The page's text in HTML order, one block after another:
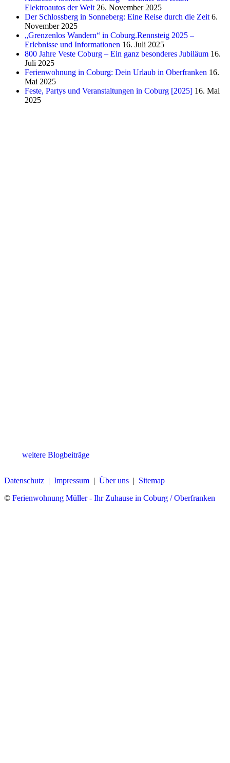
Elektroautos der Welt 26. November 2025
Der Schlossberg in Sonneberg: Eine Reise durch die Zeit 6.
November 2025
„Grenzenlos Wandern“ in Coburg.Rennsteig 2025 –
Erlebnisse und Informationen 16. Juli 2025
800 Jahre Veste Coburg – Ein ganz besonderes Jubiläum 16.
Juli 2025
Ferienwohnung in Coburg: Dein Urlaub in Oberfranken 16.
Mai 2025
Feste, Partys und Veranstaltungen in Coburg [2025] 16. Mai
2025
weitere Blogbeiträge
Datenschutz | Impressum | Über uns | Sitemap
© Ferienwohnung Müller - Ihr Zuhause in Coburg / Oberfranken